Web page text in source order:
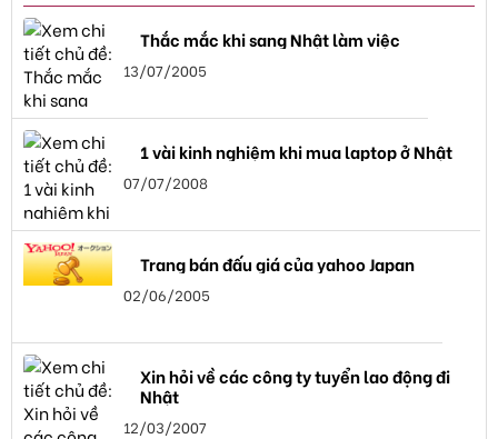
Thắc mắc khi sang Nhật làm việc
13/07/2005
1 vài kinh nghiệm khi mua laptop ở Nhật
07/07/2008
Trang bán đấu giá của yahoo Japan
02/06/2005
Xin hỏi về các công ty tuyển lao động đi
Nhật
12/03/2007